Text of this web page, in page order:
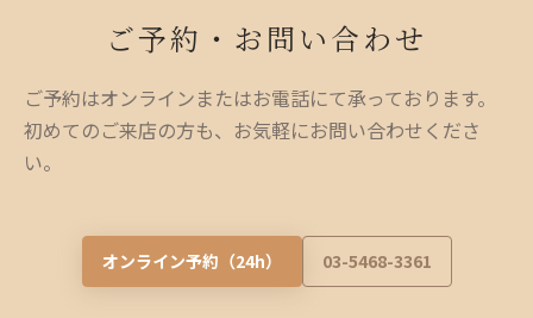
ご予約・お問い合わせ
ご予約はオンラインまたはお電話にて承っております。
初めてのご来店の方も、お気軽にお問い合わせくださ
い。
オンライン予約（24h） 03-5468-3361